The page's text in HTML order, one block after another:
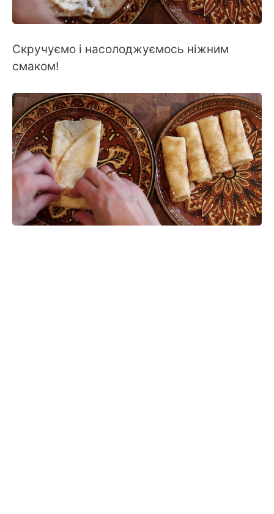
Скручуємо і насолоджуємось ніжним
смаком!